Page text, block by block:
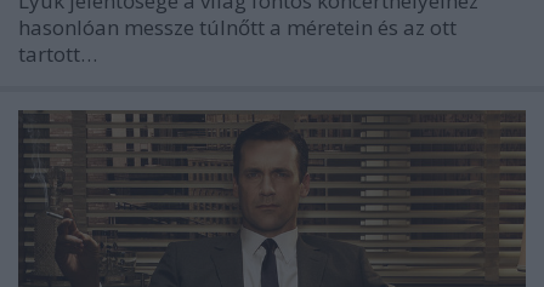
hasonlóan messze túlnőtt a méretein és az ott
tartott…